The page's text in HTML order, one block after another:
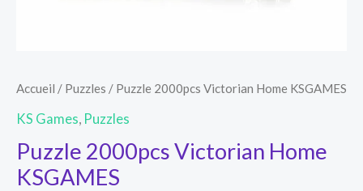
Accueil / Puzzles / Puzzle 2000pcs Victorian Home KSGAMES
KS Games Puzzles
Puzzle 2000pcs Victorian Home
KSGAMES